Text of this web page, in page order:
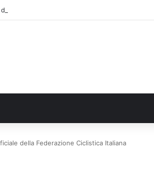
Regione 1,5 milioni di euro per ampliare gli
della Federazione Ciclistica Italiana